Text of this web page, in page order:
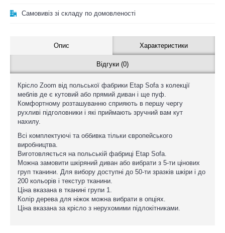
Самовивіз зі складу по домовленості
Опис Характеристики
Відгуки (0)
Крісло Zoom від польської фабрики Etap Sofa з колекції
меблів де є кутовий або прямий диван і ще пуф.
Комфортному розташуванню сприяють в першу чергу
рухливі підголовники і які приймають зручний вам кут
нахилу.
Всі комплектуючі та оббивка тільки європейського
виробництва.
Виготовляється на польській фабриці Etap Sofa.
Можна замовити шкіряний диван або вибрати з 5-ти цінових
груп тканини. Для вибору доступні до 50-ти зразків шкіри і до
200 кольорів і текстур тканини.
Ціна вказана в тканині групи 1.
Колір дерева для ніжок можна вибрати в опціях.
Ціна вказана за крісло з нерухомими підлокітниками.